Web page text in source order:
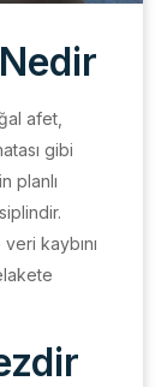
afet,
gibi
planlı
kaybını